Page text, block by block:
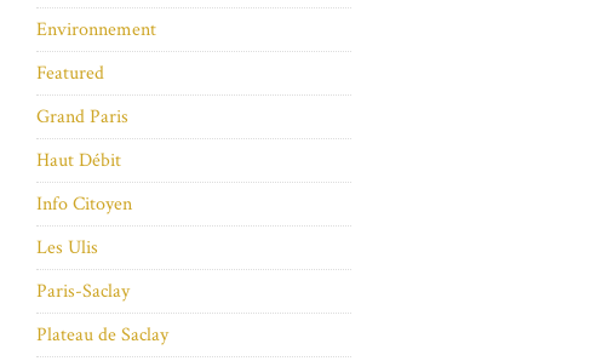
Environnement
Featured
Grand Paris
Haut Débit
Info Citoyen
Les Ulis
Paris-Saclay
Plateau de Saclay